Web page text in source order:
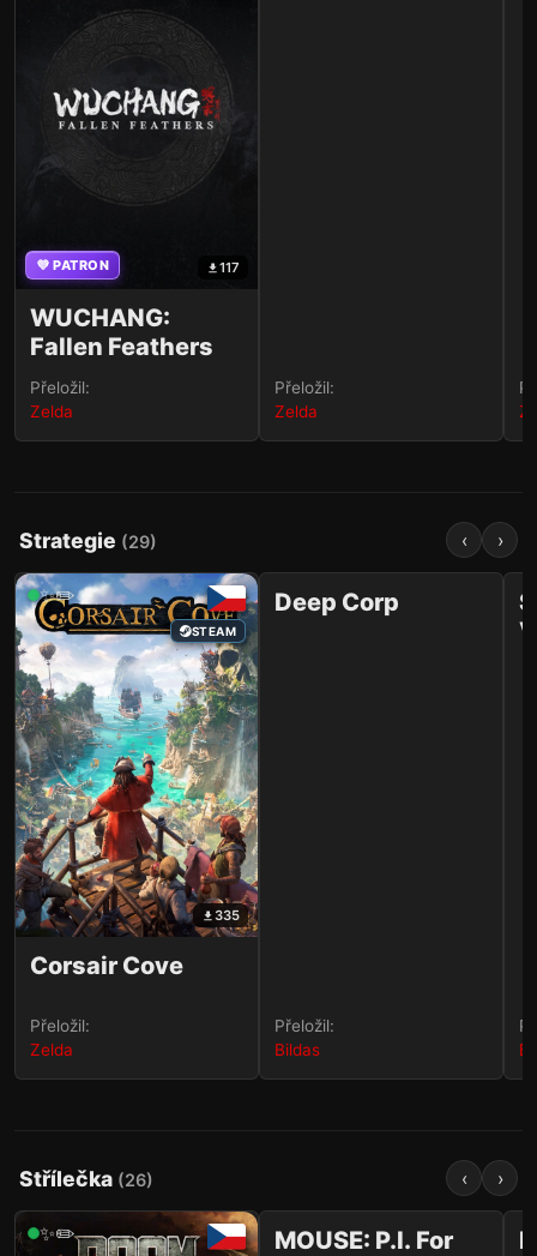
💜 PATRON 117
WUCHANG:
Fallen Feathers
Přeložil:
Zelda
Přeložil:
Zelda
Strategie (29) ‹ ›
✨✏️
STEAM
335
Corsair Cove
Přeložil:
Zelda
✨✏️
36
Deep Corp
Přeložil:
Bildas
Střílečka (26) ‹ ›
✨✏️ ✨✏️
1 036
MOUSE: P.I. For